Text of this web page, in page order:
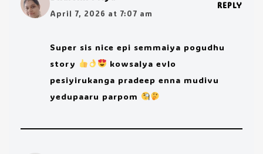
April 7, 2026 at 7:07 am
REPLY
Super sis nice epi semmaiya pogudhu
story
kowsalya evlo
pesiyirukanga pradeep enna mudivu
yedupaaru parpom